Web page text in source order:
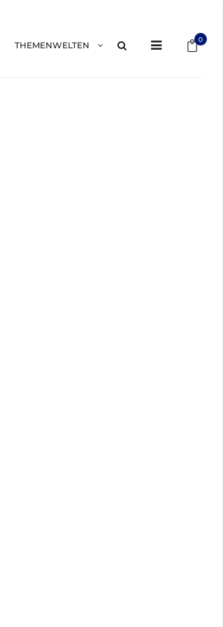
0
THEMENWELTEN